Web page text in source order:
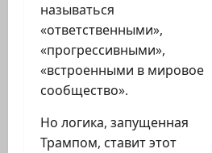
называться
«ответственными»,
«прогрессивными»,
«встроенными в мировое
сообщество».
Но логика, запущенная
Трампом, ставит этот